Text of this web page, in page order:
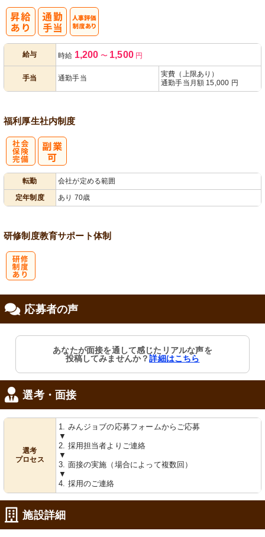
給与 時給 1,200 〜 1,500円
手当 通勤手当
実費（上限あり）
通勤手当月額 15,000 円
福利厚生社内制度
転勤
会社が定める範囲
定年制度
あり 70歳
研修制度教育サポート体制
応募者の声
あなたが面接を通して感じたリアルな声を
投稿してみませんか？詳細はこちら
選考・面接
選考
プロセス
1. みんジョブの応募フォームからご応募
▼
2. 採用担当者よりご連絡
▼
3. 面接の実施（場合によって複数回）
▼
4. 採用のご連絡
施設詳細